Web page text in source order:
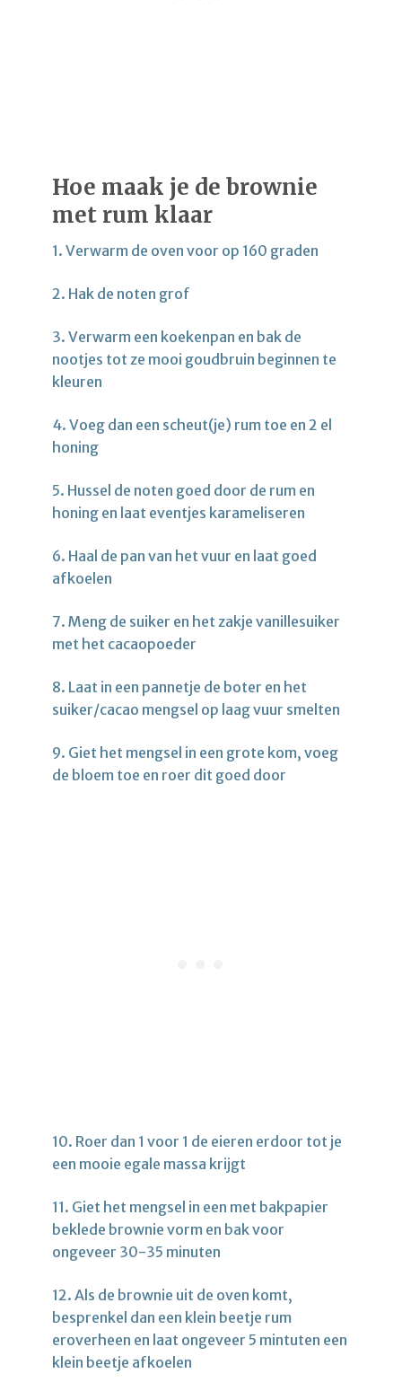
Hoe maak je de brownie
met rum klaar
1. Verwarm de oven voor op 160 graden
2. Hak de noten grof
3. Verwarm een koekenpan en bak de
nootjes tot ze mooi goudbruin beginnen te
kleuren
4. Voeg dan een scheut(je) rum toe en 2 el
honing
5. Hussel de noten goed door de rum en
honing en laat eventjes karameliseren
6. Haal de pan van het vuur en laat goed
afkoelen
7. Meng de suiker en het zakje vanillesuiker
met het cacaopoeder
8. Laat in een pannetje de boter en het
suiker/cacao mengsel op laag vuur smelten
9. Giet het mengsel in een grote kom, voeg
de bloem toe en roer dit goed door
10. Roer dan 1 voor 1 de eieren erdoor tot je
een mooie egale massa krijgt
11. Giet het mengsel in een met bakpapier
beklede brownie vorm en bak voor
ongeveer 30-35 minuten
12. Als de brownie uit de oven komt,
besprenkel dan een klein beetje rum
eroverheen en laat ongeveer 5 mintuten een
klein beetje afkoelen